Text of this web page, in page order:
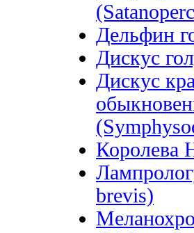
Дельфин
Дискус
Дискус
Королева
brevis)